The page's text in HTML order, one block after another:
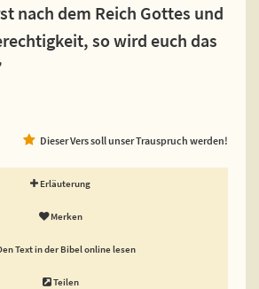
nach dem Reich Gottes und
so wird euch das
Dieser Vers soll unser Trauspruch werden!
Erläuterung
Merken
Text in der Bibel online lesen
Teilen